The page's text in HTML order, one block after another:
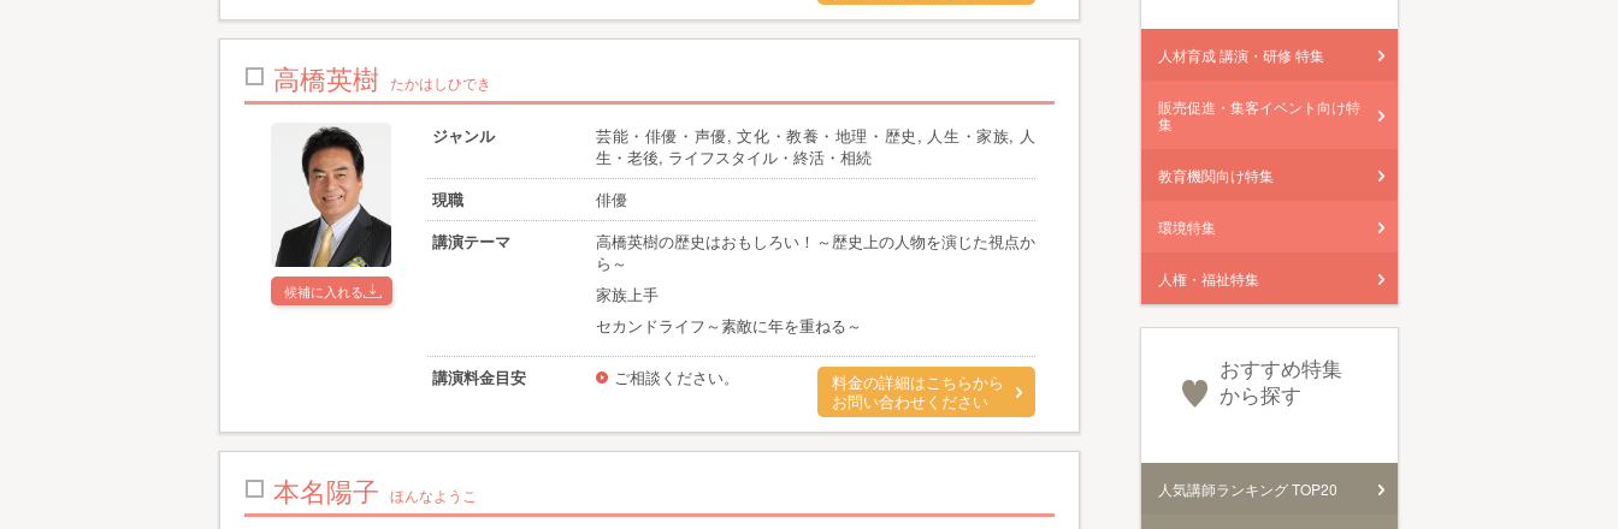
高橋英樹 たかはしひでき
候補に入れる
ジャンル
芸能・俳優・声優, 文化・教養・地理・歴史, 人生・家族, 人
生・老後, ライフスタイル・終活・相続
現職
俳優
講演テーマ
高橋英樹の歴史はおもしろい！～歴史上の人物を演じた視点か
ら～
家族上手
セカンドライフ～素敵に年を重ねる～
講演料金目安 ご相談ください。
料金の詳細はこちらから
お問い合わせください
本名陽子 ほんなようこ
人材育成 講演・研修 特集
販売促進・集客イベント向け特
集
教育機関向け特集
環境特集
人権・福祉特集
おすすめ特集
から探す
人気講師ランキング TOP20